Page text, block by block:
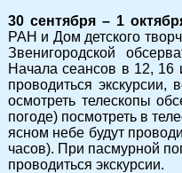
30 сентября – 1
РАН и Дом детского
Звенигородской
Начала сеансов в 12, 16
проводиться
осмотреть телескопы
погоде) посмотреть в
ясном небе будут
часов). При пасмурной
проводиться экскурсии.